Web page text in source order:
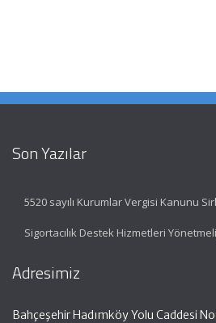
Son Yazılar
5520 sayılı Kurumlar Vergisi Kanunu
Sigortacılık Destek Hizmetleri
Adresimiz
Bahçeşehir Hadımköy Yolu Caddesi